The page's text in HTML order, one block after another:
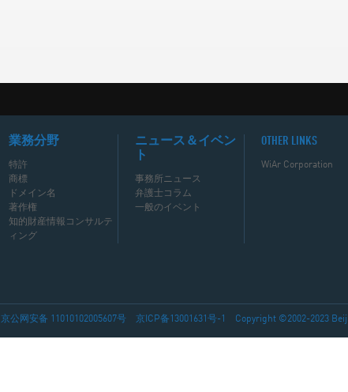
業務分野
特許
商標
ドメイン名
著作権
知的財産情報コンサルテ
ィング
ニュース＆イベン
ト
事務所ニュース
弁護士コラム
一般のイベント
OTHER LINKS
WiAr Corporation
京公网安备 11010102005607号 京ICP备13001631号-1 Copyright ©2002-2023